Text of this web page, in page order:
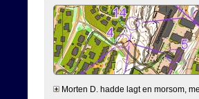
Morten D. hadde lagt en morsom,